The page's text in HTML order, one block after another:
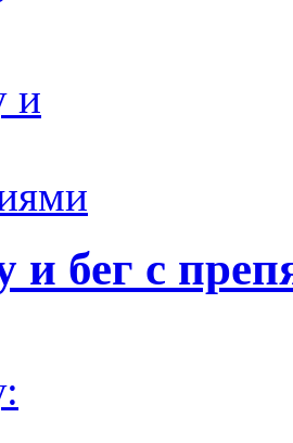
и бег с